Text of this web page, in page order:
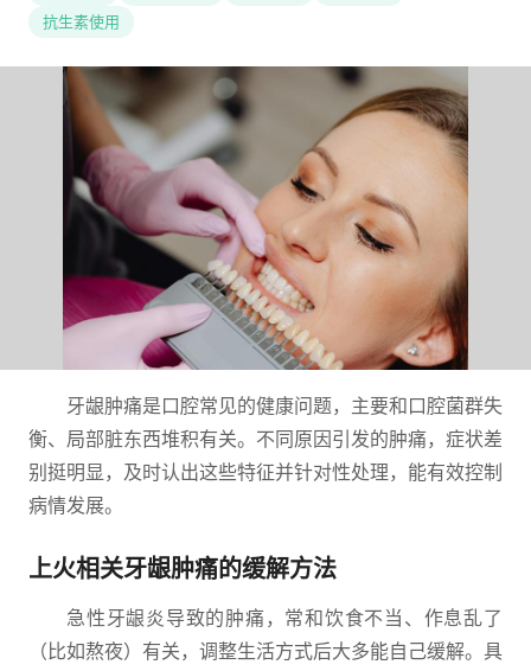
抗生素使用
牙龈肿痛是口腔常见的健康问题，主要和口腔菌群失
衡、局部脏东西堆积有关。不同原因引发的肿痛，症状差
别挺明显，及时认出这些特征并针对性处理，能有效控制
病情发展。
上火相关牙龈肿痛的缓解方法
急性牙龈炎导致的肿痛，常和饮食不当、作息乱了
（比如熬夜）有关，调整生活方式后大多能自己缓解。具